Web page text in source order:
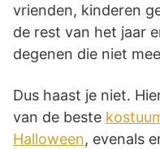
vrienden, kinderen
de rest van het jaar
degenen die niet
Dus haast je niet.
van de beste
Halloween, evenals